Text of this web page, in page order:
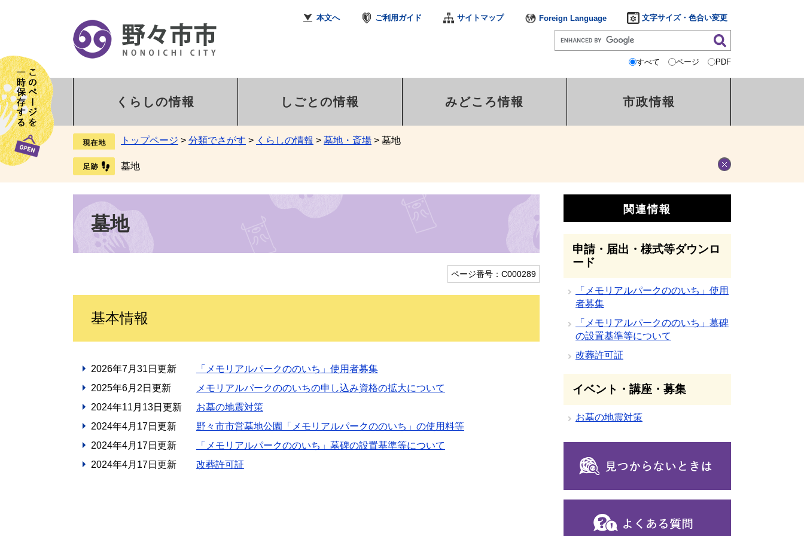
本文へ ご利用ガイド サイトマップ Foreign Language 文字サイズ・色合い変更
すべて ページ PDF
くらしの情報 しごとの情報 みどころ情報 市政情報
トップページ > 分類でさがす > くらしの情報 > 墓地・斎場 > 墓地
墓地
墓地
ページ番号：C000289
基本情報
2026年7月31日更新
「メモリアルパークののいち」使用者募集
2025年6月2日更新
メモリアルパークののいちの申し込み資格の拡大について
2024年11月13日更新
お墓の地震対策
2024年4月17日更新
野々市市営墓地公園「メモリアルパークののいち」の使用料等
2024年4月17日更新
「メモリアルパークののいち」墓碑の設置基準等について
2024年4月17日更新
改葬許可証
関連情報
申請・届出・様式等ダウンロ
ード
「メモリアルパークののいち」使用
者募集
「メモリアルパークののいち」墓碑
の設置基準等について
改葬許可証
イベント・講座・募集
お墓の地震対策